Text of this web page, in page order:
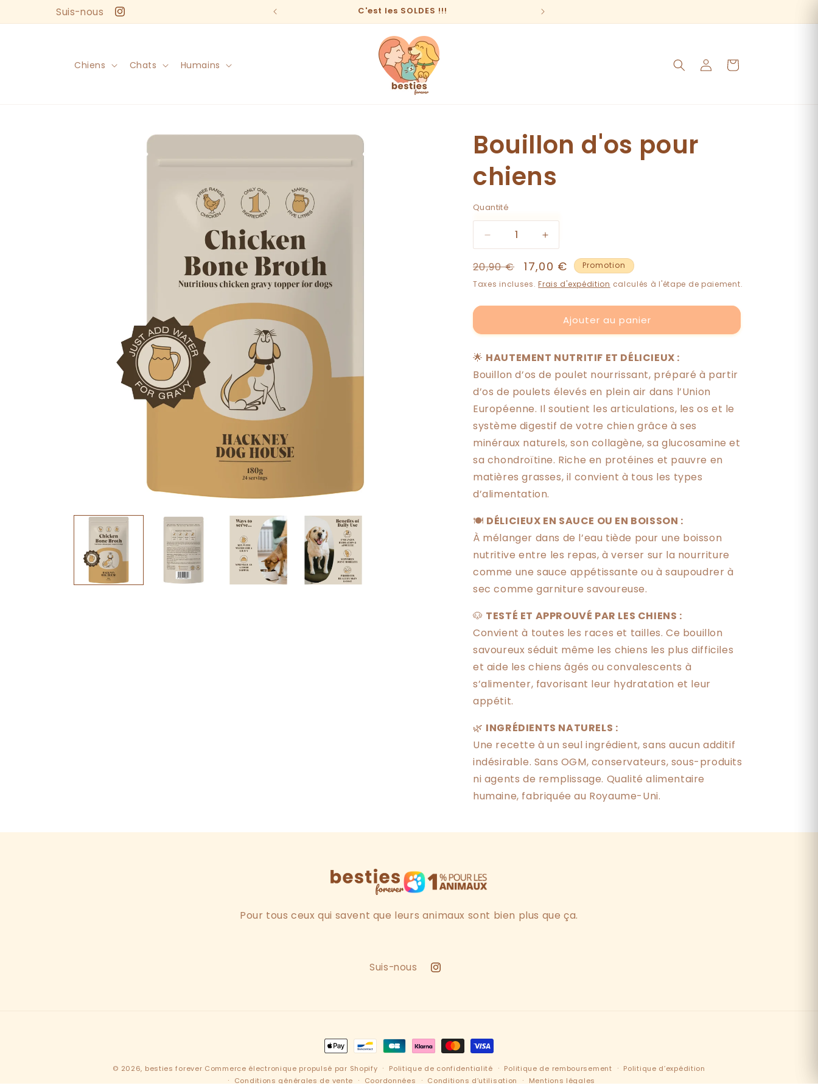
au
Suis-nous Instagram
C'est les SOLDES !!!
Chiens Chats Humains ConnexionPanier
Bouillon d'os pour
chiens
Quantité
Quantité
Réduire
la
quantité
d&#39;os
Augmenter
la
quantité
de
Bouillon
d&#39;os
pour
chiens
Prix
habituel
20,90 €
Prix
promotionnel
17,00 €
Promotion
Taxes incluses.Frais d'expédition calculés à l'étape de paiement.
Ajouter au panier
🌟 HAUTEMENT NUTRITIF ET DÉLICIEUX :
Bouillon d’os de poulet nourrissant, préparé à partir
d’os de poulets élevés en plein air dans l’Union
Européenne. Il soutient les articulations, les os et le
système digestif de votre chien grâce à ses
minéraux naturels, son collagène, sa glucosamine et
sa chondroïtine. Riche en protéines et pauvre en
matières grasses, il convient à tous les types
d’alimentation.
🍽️ DÉLICIEUX EN SAUCE OU EN BOISSON :
À mélanger dans de l’eau tiède pour une boisson
nutritive entre les repas, à verser sur la nourriture
comme une sauce appétissante ou à saupoudrer à
sec comme garniture savoureuse.
🐶 TESTÉ ET APPROUVÉ PAR LES CHIENS :
Convient à toutes les races et tailles. Ce bouillon
savoureux séduit même les chiens les plus difficiles
et aide les chiens âgés ou convalescents à
s’alimenter, favorisant leur hydratation et leur
appétit.
🌿 INGRÉDIENTS NATURELS :
Une recette à un seul ingrédient, sans aucun additif
indésirable. Sans OGM, conservateurs, sous-produits
ni agents de remplissage. Qualité alimentaire
humaine, fabriquée au Royaume-Uni.
Pour tous ceux qui savent que leurs animaux sont bien plus que ça.
Suis-nous Instagram
Moyens
de
paiement
© 2026, besties forever Commerce électronique propulsé par Shopify Politique de confidentialité Politique de remboursement
Politique d’expédition
Conditions générales de vente
Coordonnées Conditions d’utilisation Mentions légales